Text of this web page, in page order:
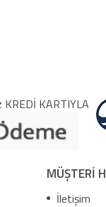
KARTIYLA
MÜŞTERİ
İletişim